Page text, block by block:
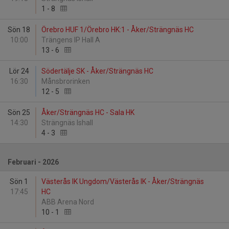
1 - 8
Sön 18
10:00
Örebro HUF 1/Örebro HK:1 - Åker/Strängnäs HC
Trängens IP Hall A
13 - 6
Lör 24
16:30
Södertälje SK - Åker/Strängnäs HC
Månsbrorinken
12 - 5
Sön 25
14:30
Åker/Strängnäs HC - Sala HK
Strängnäs Ishall
4 - 3
Februari - 2026
Sön 1
17:45
Västerås IK Ungdom/Västerås IK - Åker/Strängnäs
HC
ABB Arena Nord
10 - 1